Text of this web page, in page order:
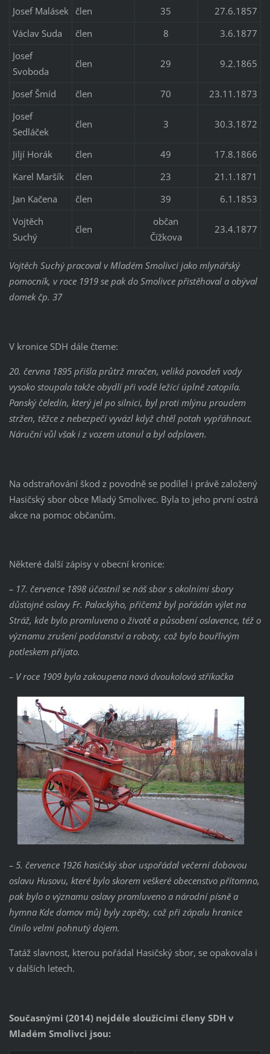
Josef Malásek člen 35
27.6.1857
Václav Suda
člen 8
3.6.1877
Josef
Svoboda
člen 29 9.2.1865
Josef Šmíd člen 70
23.11.1873
Josef
Sedláček
člen 3 30.3.1872
Jiljí Horák člen 49
17.8.1866
Karel Maršík
člen 23
21.1.1871
Jan Kačena
člen 39
6.1.1853
Vojtěch
Suchý
člen
občan
Čížkova
23.4.1877
Vojtěch Suchý pracoval v Mladém Smolivci jako mlynářský
pomocník, v roce 1919 se pak do Smolivce přistěhoval a obýval
domek čp. 37
V kronice SDH dále čteme:
20. června 1895 přišla průtrž mračen, veliká povodeň vody
vysoko stoupala takže obydlí při vodě ležící úplně zatopila.
Panský čeledín, který jel po silnici, byl proti mlýnu proudem
stržen, těžce z nebezpečí vyvázl když chtěl potah vypřáhnout.
Náruční vůl však i z vozem utonul a byl odplaven.
Na odstraňování škod z povodně se podílel i právě založený
Hasičský sbor obce Mladý Smolivec. Byla to jeho první ostrá
akce na pomoc občanům.
Některé další zápisy v obecní kronice:
– 17. července 1898 účastnil se náš sbor s okolními sbory
důstojné oslavy Fr. Palackýho, přičemž byl pořádán výlet na
Stráž, kde bylo promluveno o životě a působení oslavence, též o
významu zrušení poddanství a roboty, což bylo bouřlivým
potleskem přijato.
– V roce 1909 byla zakoupena nová dvoukolová stříkačka
– 5. července 1926 hasičský sbor uspořádal večerní dobovou
oslavu Husovu, které bylo skorem veškeré obecenstvo přítomno,
pak bylo o významu oslavy promluveno a národní písně a
hymna Kde domov můj byly zapěty, což při zápalu hranice
činilo velmi pohnutý dojem.
Tatáž slavnost, kterou pořádal Hasičský sbor, se opakovala i
v dalších letech.
Současnými (2014) nejdéle sloužícími členy SDH v
Mladém Smolivci jsou: